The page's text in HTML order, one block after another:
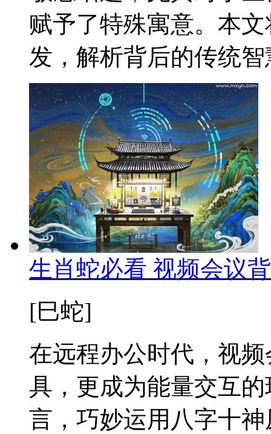
赋予了特殊寓意。本
发，解析背后的传统
生肖蛇必看 视频会议
[巳蛇]
在远程办公时代，视
具，更成为能量交互
言，巧妙运用八字十